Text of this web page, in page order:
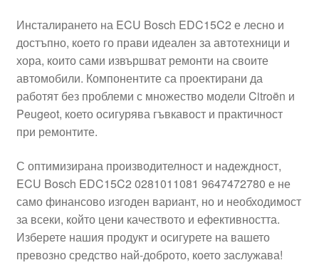
Процедура за рекламации
Разгледайте
Транспорт
Инсталирането на ECU Bosch EDC15C2 е лесно и
достъпно, което го прави идеален за автотехници и
хора, които сами извършват ремонти на своите
автомобили. Компонентите са проектирани да
работят без проблеми с множество модели Citroën и
Peugeot, което осигурява гъвкавост и практичност
при ремонтите.
С оптимизирана производителност и надеждност,
ECU Bosch EDC15C2 0281011081 9647472780 е не
само финансово изгоден вариант, но и необходимост
за всеки, който цени качеството и ефективността.
Изберете нашия продукт и осигурете на вашето
превозно средство най-доброто, което заслужава!